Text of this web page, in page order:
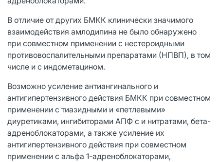
В отличие от других БМКК клинически значимого
взаимодействия амлодипина не было обнаружено
при совместном применении с нестероидными
противовоспалительными препаратами (НПВП), в том
числе и с индометацином.
Возможно усиление антиангинального и
антигипертензивного действия БМКК при совместном
применении с тиазидными и «петлевыми»
диуретиками, ингибиторами АПФ с и нитратами, бета-
адреноблокаторами, а также усиление их
антигипертензивного действия при совместном
применении с альфа 1-адреноблокаторами,